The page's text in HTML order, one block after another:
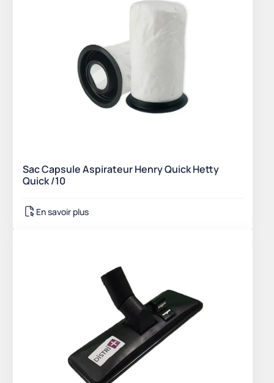
Sac Capsule Aspirateur Henry Quick Hetty
Quick /10
En savoir plus